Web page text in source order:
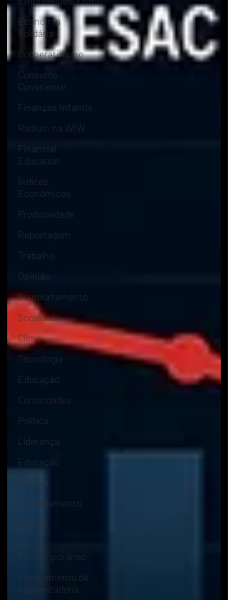
Economia
Solidária
Cooperativismo
Consumo
Consciente
Finanças Infantis
Radium na WIW
Financial
Education
Índices
Econômicos
Produtividade
Reportagem
Trabalho
Opinião
Comportamento
Sociedade
Clima
Tecnologia
Educação
Curiosidades
Política
Liderança
Educação
Política
Endividamento
Brasil
Contemporâneo
Planejamento de
Aposentadoria